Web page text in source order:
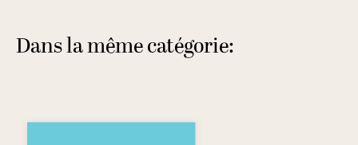
Dans la même catégorie: